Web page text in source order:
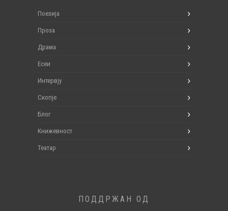
Поезија
Проза
Драма
Есеи
Интервју
Скопје
Блог
Книжевност
Театар
ПОДДРЖАН ОД